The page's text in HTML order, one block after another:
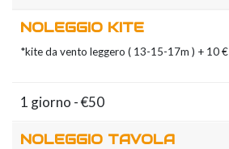
NOLEGGIO KITE
*kite da vento leggero ( 13-15-17m ) + 10 €
1 giorno - €50
NOLEGGIO TAVOLA